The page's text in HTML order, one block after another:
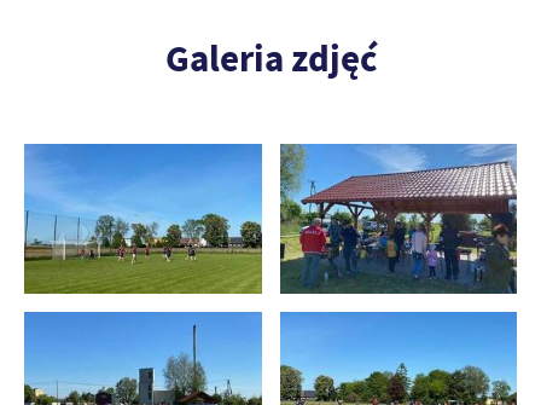
Galeria zdjęć